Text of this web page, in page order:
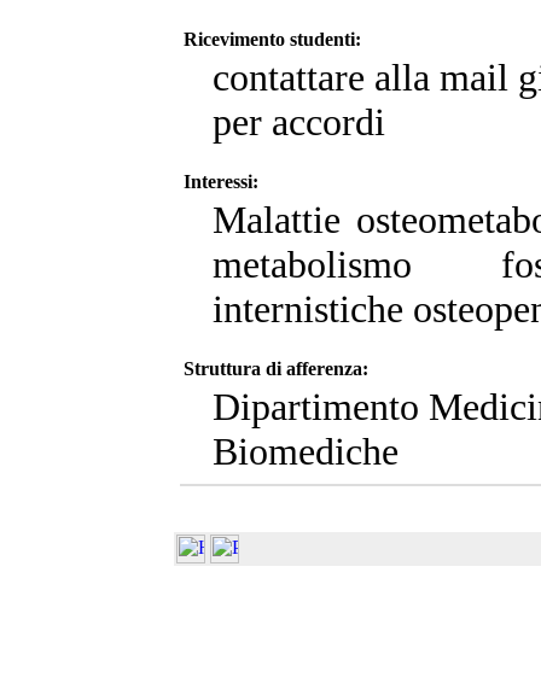
Ricevimento studenti:
contattare alla mail
per accordi
Interessi:
Malattie
metabolismo
internistiche
Struttura di afferenza:
Dipartimento
Biomediche